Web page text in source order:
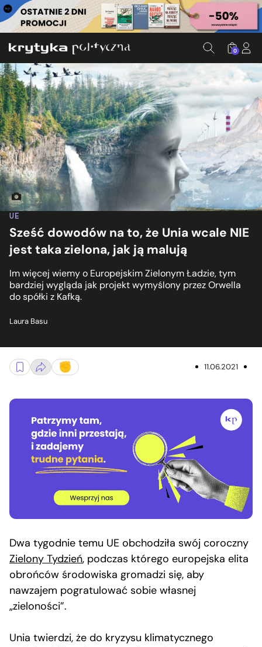
0
UE
Sześć dowodów na to, że Unia wcale NIE
jest taka zielona, jak ją malują
Im więcej wiemy o Europejskim Zielonym Ładzie, tym
bardziej wygląda jak projekt wymyślony przez Orwella
do spółki z Kafką.
Laura Basu
Oficjalny plakat EU Green Week 2021
11.06.2021
Dwa tygodnie temu UE obchodziła swój coroczny
Zielony Tydzień, podczas którego europejska elita
obrońców środowiska gromadzi się, aby
nawzajem pogratulować sobie własnej
„zieloności”.
Unia twierdzi, że do kryzysu klimatycznego